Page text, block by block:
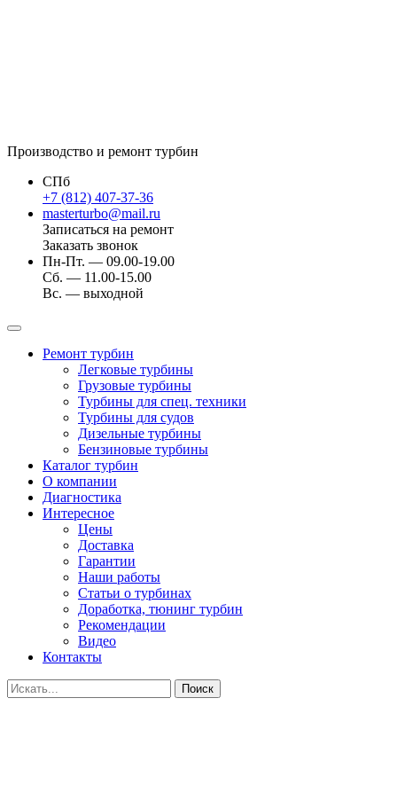
Производство и ремонт турбин
СПб
+7 (812) 407-37-36
masterturbo@mail.ru
Записаться на ремонт
Заказать звонок
Пн-Пт. — 09.00-19.00
Сб. — 11.00-15.00
Вс. — выходной
Ремонт турбин
Легковые турбины
Грузовые турбины
Турбины для спец. техники
Турбины для судов
Дизельные турбины
Бензиновые турбины
Каталог турбин
О компании
Диагностика
Интересное
Цены
Доставка
Гарантии
Наши работы
Статьи о турбинах
Доработка, тюнинг турбин
Рекомендации
Видео
Контакты
Поиск